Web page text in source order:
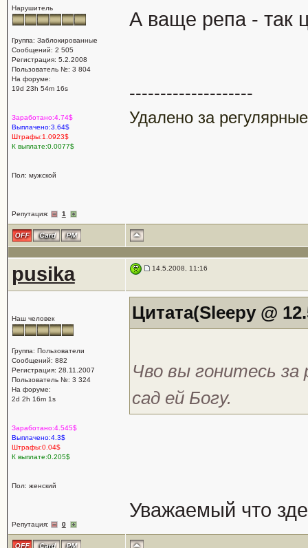
Нарушитель
Группа: Заблокированные
Сообщений: 2 505
Регистрация: 5.2.2008
Пользователь №: 3 804
На форуме:
19d 23h 54m 16s
Заработано:4.74$
Выплачено:3.64$
Штрафы:1.0923$
К выплате:0.0077$
Пол: мужской
Репутация: 1
А ваще репа - так
--------------------
Удалено за
pusika 14.5.2008, 11:16
Наш человек
Группа: Пользователи
Сообщений: 882
Регистрация: 28.11.2007
Пользователь №: 3 324
На форуме:
2d 2h 16m 1s
Заработано:4.545$
Выплачено:4.3$
Штрафы:0.04$
К выплате:0.205$
Пол: женский
Репутация: 0
Цитата(Sleepy @
Чво вы гонитесь за
сад ей Богу.
Уважаемый что